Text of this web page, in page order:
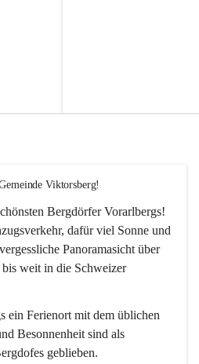
Viktorsberg!
Bergdörfer Vorarlbergs!
dafür viel Sonne und
Panoramasicht über
weit in die Schweizer
ein Ferienort mit dem üblichen
Besonnenheit sind als
geblieben.